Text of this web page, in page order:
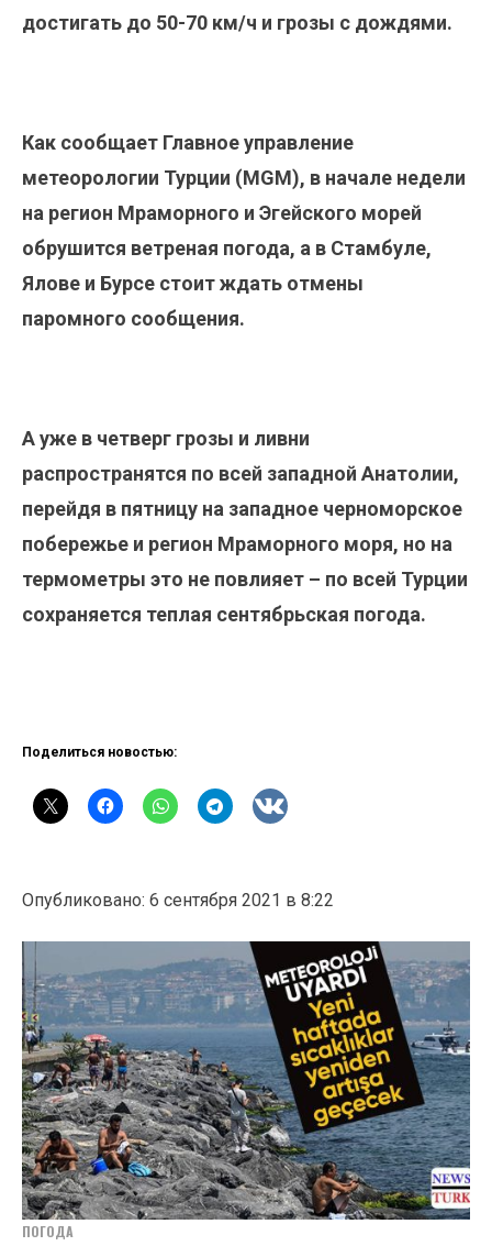
достигать до 50-70 км/ч и грозы с дождями.
Как сообщает Главное управление
метеорологии Турции (MGM), в начале недели
на регион Мраморного и Эгейского морей
обрушится ветреная погода, а в Стамбуле,
Ялове и Бурсе стоит ждать отмены
паромного сообщения.
А уже в четверг грозы и ливни
распространятся по всей западной Анатолии,
перейдя в пятницу на западное черноморское
побережье и регион Мраморного моря, но на
термометры это не повлияет – по всей Турции
сохраняется теплая сентябрьская погода.
Поделиться новостью:
Опубликовано: 6 сентября 2021 в 8:22
ПОГОДА